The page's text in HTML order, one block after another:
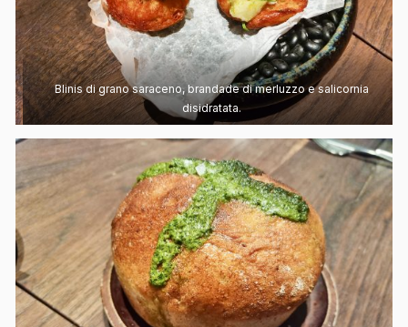
Blinis di grano saraceno, brandade di merluzzo e salicornia
disidratata.